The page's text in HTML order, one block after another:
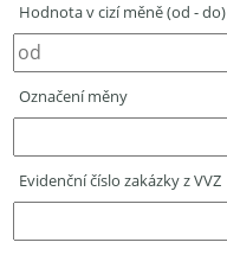
Hodnota v cizí měně (od - do)
Označení měny
Evidenční číslo zakázky z VVZ